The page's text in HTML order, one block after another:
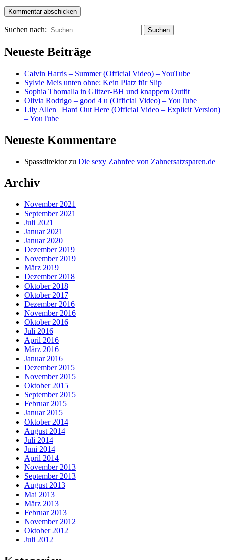
Suchen nach:
Neueste Beiträge
Calvin Harris – Summer (Official Video) – YouTube
Sylvie Meis unten ohne: Kein Platz für Slip
Sophia Thomalla in Glitzer-BH und knappem Outfit
Olivia Rodrigo – good 4 u (Official Video) – YouTube
Lily Allen | Hard Out Here (Official Video – Explicit Version)
– YouTube
Neueste Kommentare
Spassdirektorzu Die sexy Zahnfee von Zahnersatzsparen.de
Archiv
November 2021
September 2021
Juli 2021
Januar 2021
Januar 2020
Dezember 2019
November 2019
März 2019
Dezember 2018
Oktober 2018
Oktober 2017
Dezember 2016
November 2016
Oktober 2016
Juli 2016
April 2016
März 2016
Januar 2016
Dezember 2015
November 2015
Oktober 2015
September 2015
Februar 2015
Januar 2015
Oktober 2014
August 2014
Juli 2014
Juni 2014
April 2014
November 2013
September 2013
August 2013
Mai 2013
März 2013
Februar 2013
November 2012
Oktober 2012
Juli 2012